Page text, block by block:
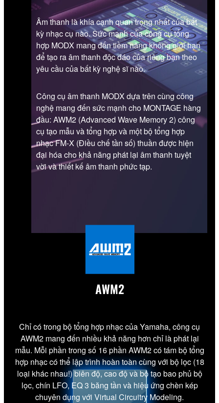
Âm thanh là khía cạnh quan trọng nhất của bất
kỳ nhạc cụ nào. Sức mạnh của công cụ tổng
hợp MODX mang đến tiềm năng không giới hạn
để tạo ra âm thanh độc đáo của riêng bạn theo
yêu cầu của bất kỳ nghệ sĩ nào.
Công cụ âm thanh MODX dựa trên cùng công
nghệ mang đến sức mạnh cho MONTAGE hàng
đầu: AWM2 (Advanced Wave Memory 2) công
cụ tạo mẫu và tổng hợp và một bộ tổng hợp
nhạc FM-X (Điều chế tần số) thuần được hiện
đại hóa cho khả năng phát lại âm thanh tuyệt
vời và thiết kế âm thanh phức tạp.
AWM2
Chỉ có trong bộ tổng hợp nhạc của Yamaha, công cụ
AWM2 mang đến nhiều khả năng hơn chỉ là phát lại
mẫu. Mỗi phần trong số 16 phần AWM2 có tám bộ tổng
hợp nhạc có thể lập trình hoàn toàn cùng với bộ lọc (18
loại khác nhau!) biên độ, cao độ và bộ tạo bao phủ bộ
lọc, chín LFO, EQ 3 băng tần và hiệu ứng chèn kép
chuyên dụng với Virtual Circuitry Modeling.